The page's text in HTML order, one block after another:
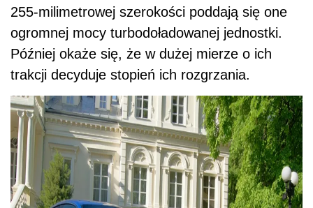
255-milimetrowej szerokości poddają się one
ogromnej mocy turbodoładowanej jednostki.
Później okaże się, że w dużej mierze o ich
trakcji decyduje stopień ich rozgrzania.